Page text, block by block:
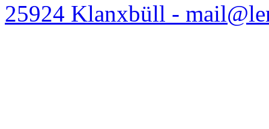
25924 Klanxbüll -